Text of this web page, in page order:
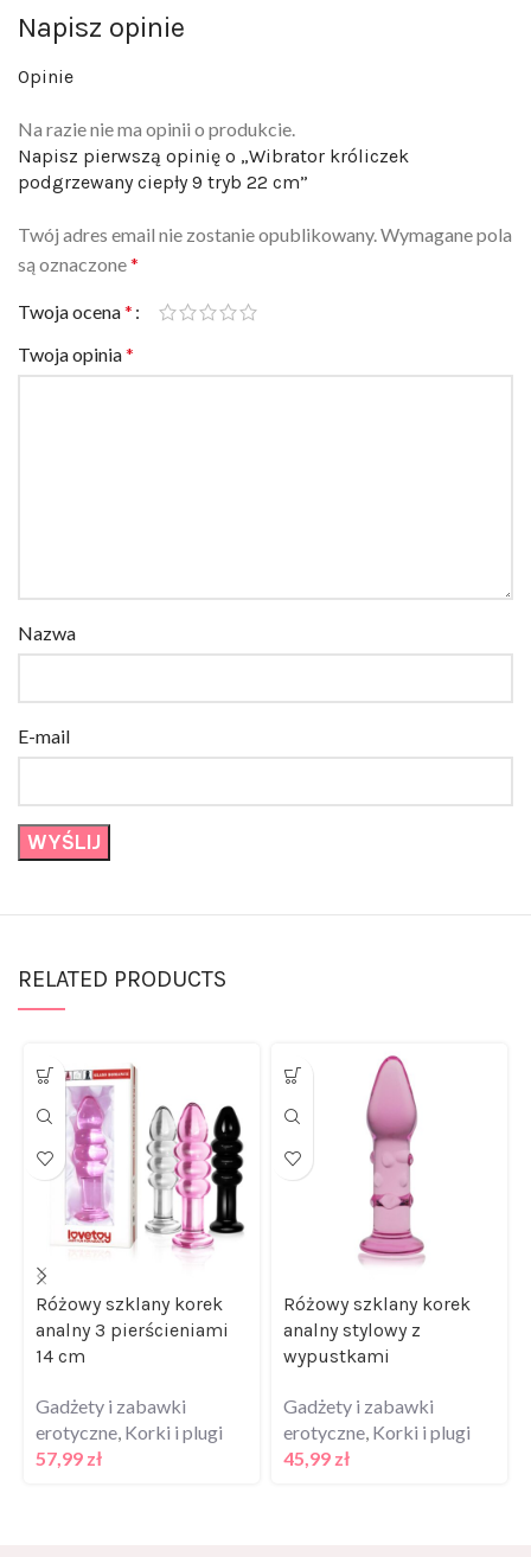
Napisz opinie
Opinie
Na razie nie ma opinii o produkcie.
Napisz pierwszą opinię o „Wibrator króliczek
podgrzewany ciepły 9 tryb 22 cm”
Twój adres email nie zostanie opublikowany.
Wymagane pola
są oznaczone *
Twoja ocena *
Twoja opinia *
Nazwa
E-mail
RELATED PRODUCTS
Różowy szklany korek
analny 3 pierścieniami
14 cm
Gadżety i zabawki
erotyczne
Korki i plugi
57,99
zł
Różowy szklany korek
analny stylowy z
wypustkami
Gadżety i zabawki
erotyczne
Korki i plugi
45,99
zł